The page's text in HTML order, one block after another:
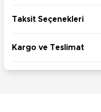
Taksit Seçenekleri
Kargo ve Teslimat